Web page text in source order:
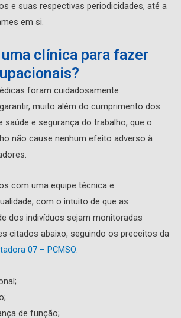
e suas respectivas periodicidades, até a
em si.
clínica para fazer
foram cuidadosamente
muito além do cumprimento dos
saúde e segurança do trabalho, que o
não cause nenhum efeito adverso à
com uma equipe técnica e
com o intuito de que as
dos indivíduos sejam monitoradas
citados abaixo, seguindo os preceitos da
07 – PCMSO:
de função;